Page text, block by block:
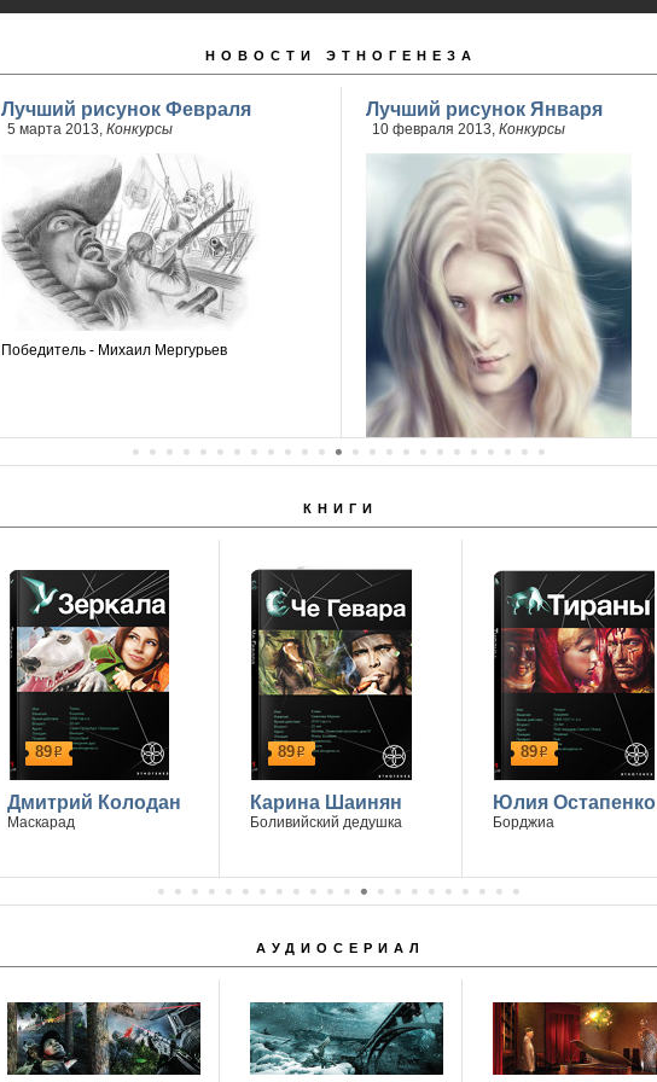
НОВОСТИ ЭТНОГЕНЕЗА
Лучший рисунок Февраля
5 марта 2013, Конкурсы
Победитель - Михаил Мергурьев
Лучший рисунок Января
10 февраля 2013, Конкурсы
Победитель - Марина Дроздецкая
КНИГИ
89р
Дмитрий Колодан
Маскарад
89р
Карина Шаинян
Боливийский дедушка
89р
Юлия Остапенко
Борджиа
АУДИОСЕРИАЛ